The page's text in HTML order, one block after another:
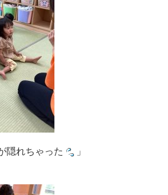
隠れちゃった 」